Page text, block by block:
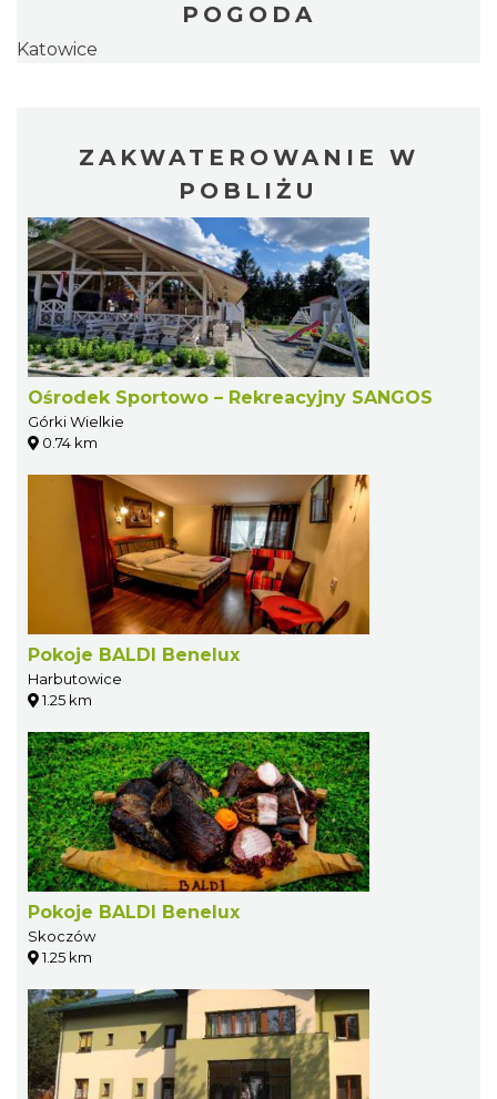
POGODA
Katowice
ZAKWATEROWANIE W
POBLIŻU
Ośrodek Sportowo – Rekreacyjny SANGOS
Górki Wielkie
0.74 km
Pokoje BALDI Benelux
Harbutowice
1.25 km
Pokoje BALDI Benelux
Skoczów
1.25 km